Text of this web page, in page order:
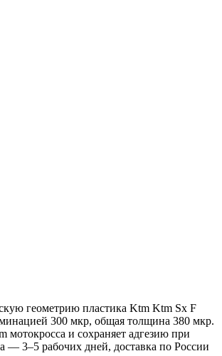
геометрию пластика Ktm Ktm Sx F
300 мкр, общая толщина 380 мкр.
и сохраняет адгезию при
— 3–5 рабочих дней, доставка по России